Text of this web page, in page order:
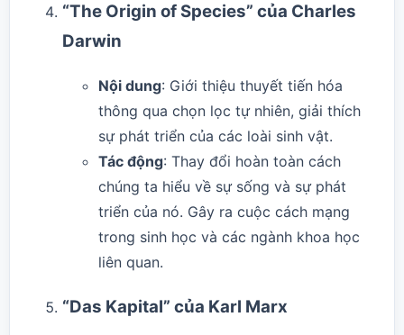
“The Origin of Species” của Charles
Darwin
Nội dung: Giới thiệu thuyết tiến hóa
thông qua chọn lọc tự nhiên, giải thích
sự phát triển của các loài sinh vật.
Tác động: Thay đổi hoàn toàn cách
chúng ta hiểu về sự sống và sự phát
triển của nó. Gây ra cuộc cách mạng
trong sinh học và các ngành khoa học
liên quan.
“Das Kapital” của Karl Marx